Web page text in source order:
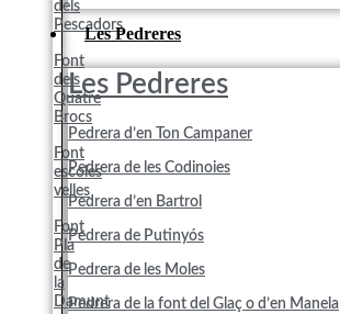
dels
Pescadors
Font
dels
Quatre
Brocs
Font
escoles
velles
Font
Pla
de
la
Damunt
Les Pedreres
Les Pedreres
Pedrera d’en Ton Campaner
Pedrera de les Codinoies
Pedrera d’en Bartrol
Pedrera de Putinyós
Pedrera de les Moles
Pedrera de la font del Glaç o d’en Manela